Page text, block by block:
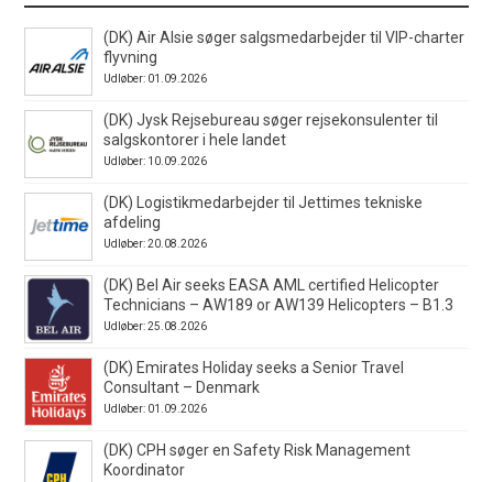
(DK) Air Alsie søger salgsmedarbejder til VIP-charter
flyvning
Udløber: 01.09.2026
(DK) Jysk Rejsebureau søger rejsekonsulenter til
salgskontorer i hele landet
Udløber: 10.09.2026
(DK) Logistikmedarbejder til Jettimes tekniske
afdeling
Udløber: 20.08.2026
(DK) Bel Air seeks EASA AML certified Helicopter
Technicians – AW189 or AW139 Helicopters – B1.3
Udløber: 25.08.2026
(DK) Emirates Holiday seeks a Senior Travel
Consultant – Denmark
Udløber: 01.09.2026
(DK) CPH søger en Safety Risk Management
Koordinator